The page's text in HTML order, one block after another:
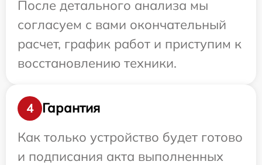
После детального анализа мы
согласуем с вами окончательный
расчет, график работ и приступим к
восстановлению техники.
4
Гарантия
Как только устройство будет готово
и подписания акта выполненных